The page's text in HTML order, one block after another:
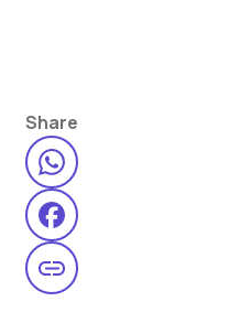
Share